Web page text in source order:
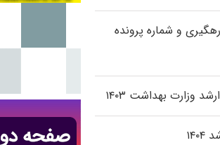
و شماره پرونده
وزارت بهداشت ۱۴۰۳